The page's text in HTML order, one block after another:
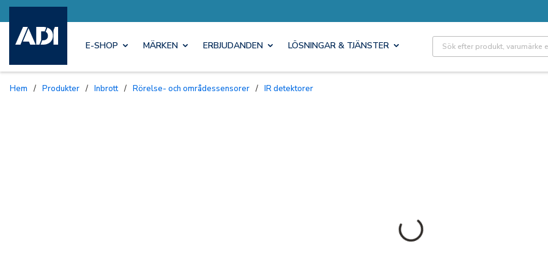
E-SHOP MÄRKEN ERBJUDANDEN LÖSNINGAR & TJÄNSTER Site Search
Hem / Produkter / Inbrott / Rörelse- och områdessensorer / IR detektorer